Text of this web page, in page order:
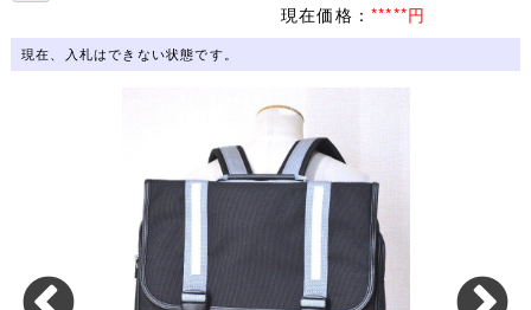
現在価格： *****円
現在、入札はできない状態です。